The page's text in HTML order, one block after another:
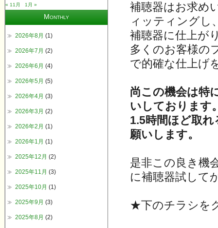
補聴器はお求め
ィッティングし
補聴器に仕上が
多くのお客様の
で的確な仕上げ
尚この機会は特
いしております
1.5時間ほど取
願いします。
是非この良き機
に補聴器試して
★下のチラシを
« 11月 1月 »
Monthly
2026年8月 (1)
2026年7月 (2)
2026年6月 (4)
2026年5月 (5)
2026年4月 (3)
2026年3月 (2)
2026年2月 (1)
2026年1月 (1)
2025年12月 (2)
2025年11月 (3)
2025年10月 (1)
2025年9月 (3)
2025年8月 (2)